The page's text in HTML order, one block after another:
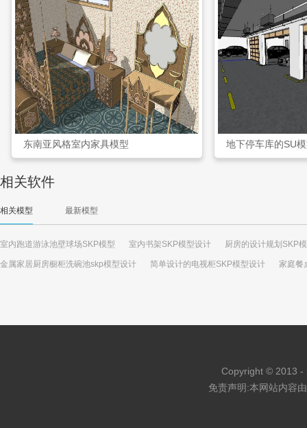
东南亚风格室内家具模型 地下停车库的SU
相关软件
相关模型 最新模型
室内跑道游泳池壁球场SKP模型 室内书架SKP模型设计 厨房的设计规划SKP
金属家居厨房橱柜洗碗池skp模型设计 简单设计的电视柜SKP模型设计 家庭餐
Copyright © 2013 -
免责声明:本网站内容